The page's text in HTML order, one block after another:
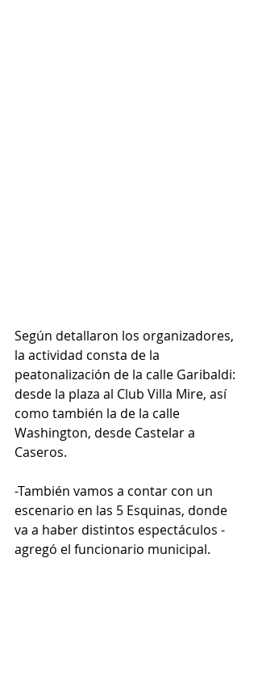
Según detallaron los organizadores,
la actividad consta de la
peatonalización de la calle Garibaldi:
desde la plaza al Club Villa Mire, así
como también la de la calle
Washington, desde Castelar a
Caseros.
-También vamos a contar con un
escenario en las 5 Esquinas, donde
va a haber distintos espectáculos -
agregó el funcionario municipal.